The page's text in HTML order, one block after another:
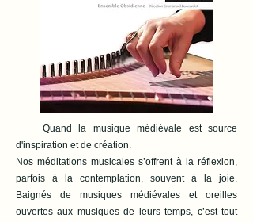
Quand la musique médiévale est source
d'inspiration et de création.
Nos méditations musicales s’offrent à la réflexion,
parfois à la contemplation, souvent à la joie.
Baignés de musiques médiévales et oreilles
ouvertes aux musiques de leurs temps, c’est tout